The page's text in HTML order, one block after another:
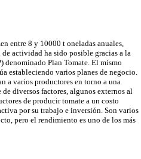
entre 8 y 10000 t oneladas anuales,
de actividad ha sido posible gracias a la
Plan Tomate. El mismo
estableciendo varios planes de negocio.
a varios productores en torno a una
diversos factores, algunos externos al
de producir tomate a un costo
por su trabajo e inversión. Son varios
pero el rendimiento es uno de los más